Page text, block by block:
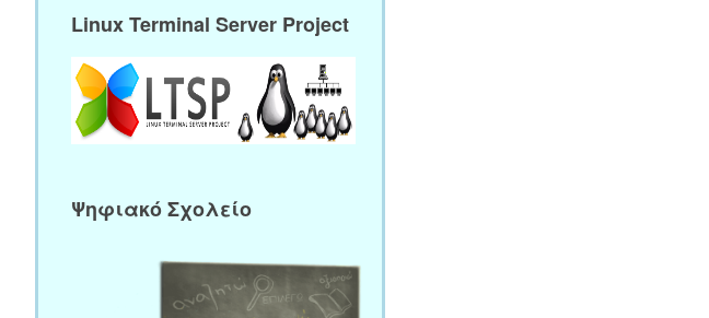
Linux Terminal Server Project
Ψηφιακό Σχολείο